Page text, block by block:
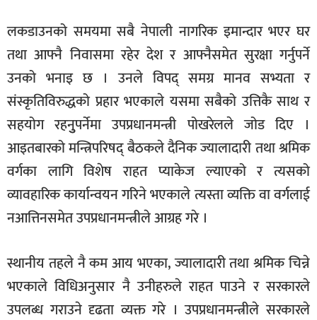
लकडाउनको समयमा सबै नेपाली नागरिक इमान्दार भएर घर
तथा आफ्नै निवासमा रहेर देश र आफ्नैसमेत सुरक्षा गर्नुपर्ने
उनको भनाइ छ । उनले विपद् समग्र मानव सभ्यता र
संस्कृतिविरुद्धको प्रहार भएकाले यसमा सबैको उत्तिकै साथ र
सहयोग रहनुुपर्नेमा उपप्रधानमन्त्री पोखरेलले जोड दिए ।
आइतबारको मन्त्रिपरिषद् बैठकले दैनिक ज्यालादारी तथा श्रमिक
वर्गका लागि विशेष राहत प्याकेज ल्याएको र त्यसको
व्यावहारिक कार्यान्वयन गरिने भएकाले त्यस्ता व्यक्ति वा वर्गलाई
नआत्तिनसमेत उपप्रधानमन्त्रीले आग्रह गरे ।
स्थानीय तहले नै कम आय भएका, ज्यालादारी तथा श्रमिक चिन्ने
भएकाले विधिअनुसार नै उनीहरुले राहत पाउने र सरकारले
उपलब्ध गराउने दृढता व्यक्त गरे । उपप्रधानमन्त्रीले सरकारले